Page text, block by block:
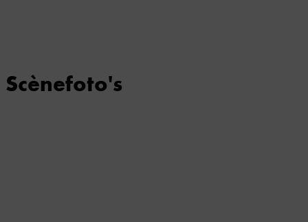
Scènefoto's